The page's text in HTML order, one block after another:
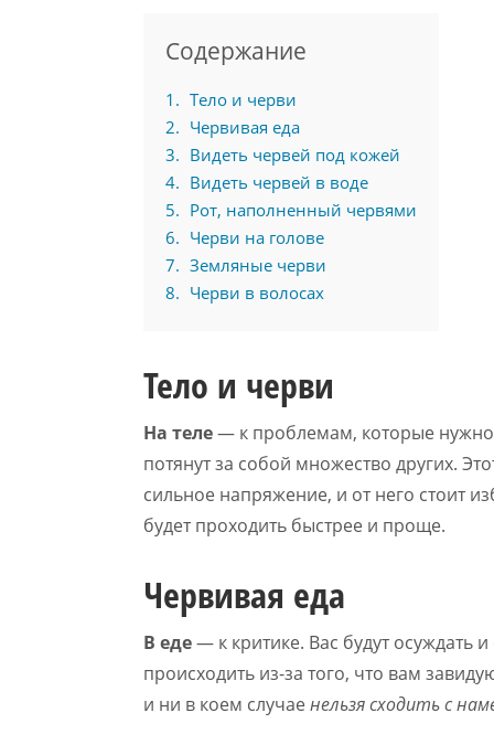
Содержание
1
Тело и черви
2
Червивая еда
3
Видеть червей под кожей
4
Видеть червей в воде
5
Рот, наполненный червями
6
Черви на голове
7
Земляные черви
8
Черви в волосах
Тело и черви
На теле— к проблемам, которые
потянут за собой множество других.
сильное напряжение, и от него стоит
будет проходить быстрее и проще.
Червивая еда
В еде— к критике. Вас будут осуждать
происходить из-за того, что вам
и ни в коем случаенельзя сходить с